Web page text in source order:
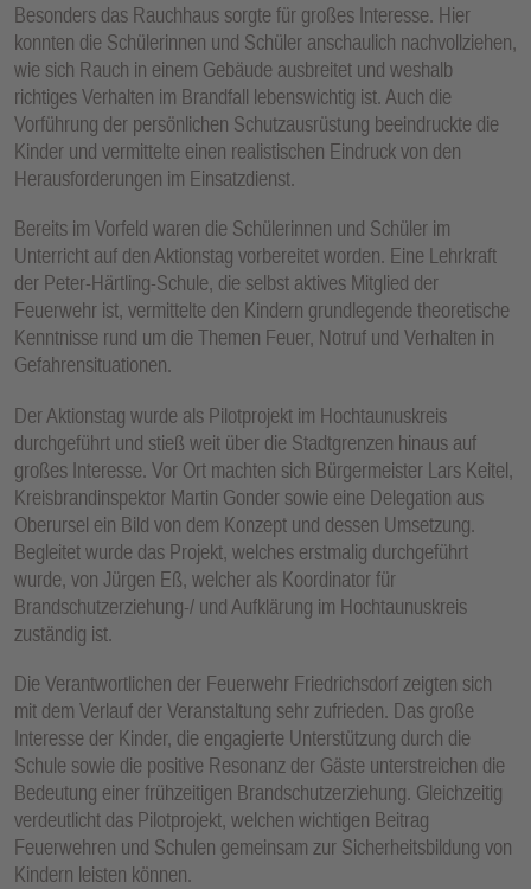
Besonders das Rauchhaus sorgte für großes Interesse. Hier
konnten die Schülerinnen und Schüler anschaulich nachvollziehen,
wie sich Rauch in einem Gebäude ausbreitet und weshalb
richtiges Verhalten im Brandfall lebenswichtig ist. Auch die
Vorführung der persönlichen Schutzausrüstung beeindruckte die
Kinder und vermittelte einen realistischen Eindruck von den
Herausforderungen im Einsatzdienst.
Bereits im Vorfeld waren die Schülerinnen und Schüler im
Unterricht auf den Aktionstag vorbereitet worden. Eine Lehrkraft
der Peter-Härtling-Schule, die selbst aktives Mitglied der
Feuerwehr ist, vermittelte den Kindern grundlegende theoretische
Kenntnisse rund um die Themen Feuer, Notruf und Verhalten in
Gefahrensituationen.
Der Aktionstag wurde als Pilotprojekt im Hochtaunuskreis
durchgeführt und stieß weit über die Stadtgrenzen hinaus auf
großes Interesse. Vor Ort machten sich Bürgermeister Lars Keitel,
Kreisbrandinspektor Martin Gonder sowie eine Delegation aus
Oberursel ein Bild von dem Konzept und dessen Umsetzung.
Begleitet wurde das Projekt, welches erstmalig durchgeführt
wurde, von Jürgen Eß, welcher als Koordinator für
Brandschutzerziehung-/ und Aufklärung im Hochtaunuskreis
zuständig ist.
Die Verantwortlichen der Feuerwehr Friedrichsdorf zeigten sich
mit dem Verlauf der Veranstaltung sehr zufrieden. Das große
Interesse der Kinder, die engagierte Unterstützung durch die
Schule sowie die positive Resonanz der Gäste unterstreichen die
Bedeutung einer frühzeitigen Brandschutzerziehung. Gleichzeitig
verdeutlicht das Pilotprojekt, welchen wichtigen Beitrag
Feuerwehren und Schulen gemeinsam zur Sicherheitsbildung von
Kindern leisten können.